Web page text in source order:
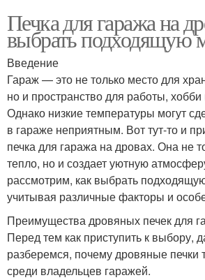
Печка для гаража на
выбрать подходящую
Введение
Гараж — это не только место для
но и пространство для работы,
Однако низкие температуры могут
в гараже неприятным. Вот тут-то и
печка для гаража на дровах. Она не
тепло, но и создает уютную
рассмотрим, как выбрать
учитывая различные факторы и
Преимущества дровяных печек для
Перед тем как приступить к выбору,
разберемся, почему дровяные печки
среди владельцев гаражей.